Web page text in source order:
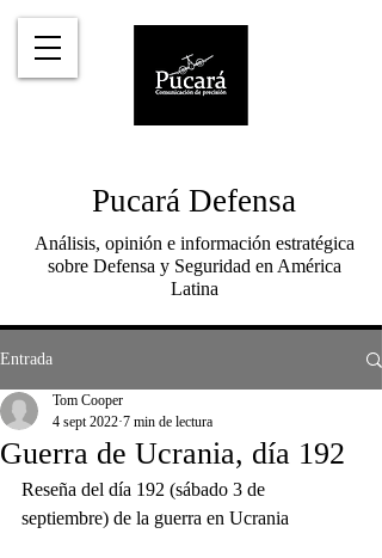
Pucará Defensa
Análisis, opinión e información estratégica
sobre Defensa y Seguridad en América
Latina
Entrada
Guerra de Ucrania, día 192
Tom Cooper
4 sept 2022 7 min de lectura
Reseña del día 192 (sábado 3 de
septiembre) de la guerra en Ucrania